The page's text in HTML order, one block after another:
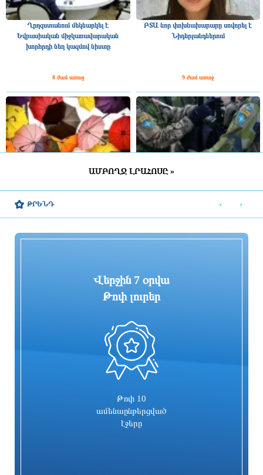
Ղրղզստանում մեկնարկել է
Եվրասիական միջկառավարական
խորհրդի նեղ կազմով նիստը
8 ժամ առաջ
ԲՏԱ նոր փոխնախարարը սովորել է
Նիդերլանդներում
9 ժամ առաջ
հնարավոր է կարկուտ
ամենամեծը մի քանի տասնամյակի
ընթացքում
«ՑԱՅԳ» հեռուստաընկերությունն
իրականացնում է «Շիրակցու խոսք»
Հիմնանորոգվում է Սևան-Մարտունի-
ավտոճանապարհի մի հատվածը
ԱՄԲՈՂՋ ԼՐԱՀՈՍԸ »
ԹՐԵՆԴ
Վերջին 7 օրվա
Թոփ լուրեր
Թոփ 10
ամենաընթերցված
էջերը
‹ ›